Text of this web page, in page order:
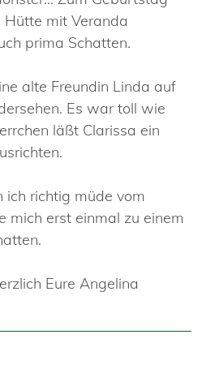
Hütte mit Veranda
prima Schatten.
alte Freundin Linda auf
Es war toll wie
läßt Clarissa ein
ich richtig müde vom
mich erst einmal zu einem
Eure Angelina